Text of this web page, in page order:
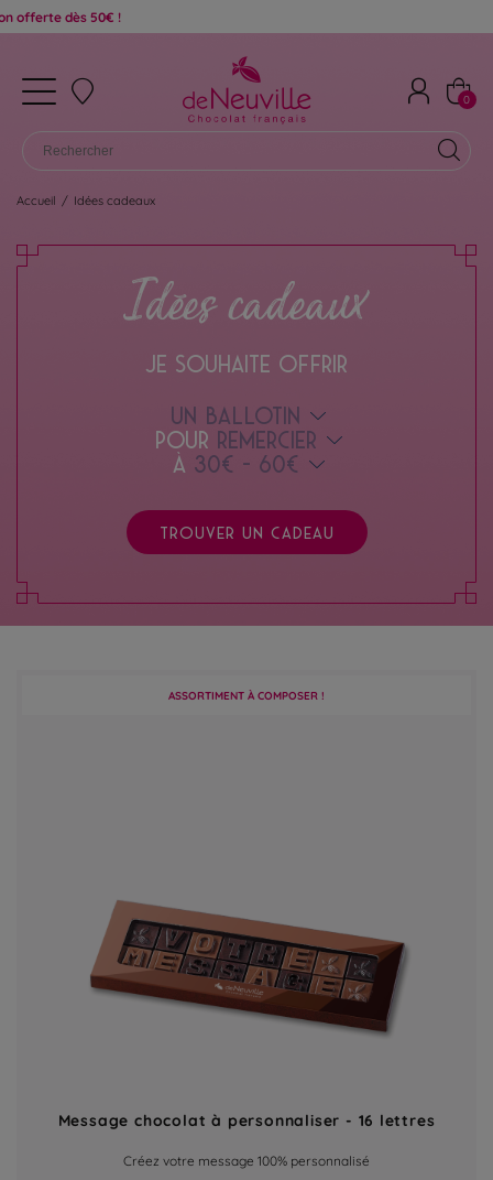
0
Accueil / Idées cadeaux
Idées cadeaux
JE SOUHAITE OFFRIR
UN BALLOTIN
POUR REMERCIER
À 30€ - 60€
TROUVER UN CADEAU
ASSORTIMENT À COMPOSER !
Message chocolat à personnaliser - 16 lettres
Créez votre message 100% personnalisé